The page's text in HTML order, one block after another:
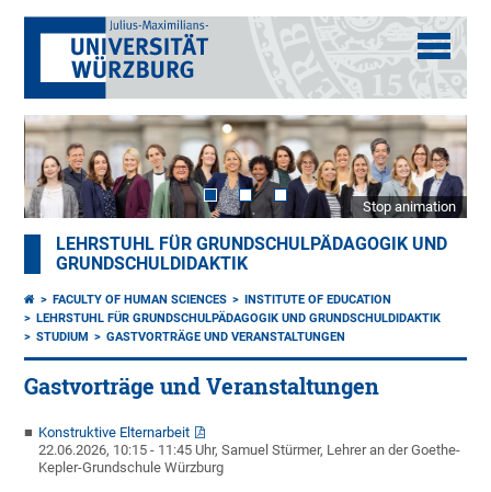
Stop animation
LEHRSTUHL FÜR GRUNDSCHULPÄDAGOGIK UND
GRUNDSCHULDIDAKTIK
FACULTY OF HUMAN SCIENCES
INSTITUTE OF EDUCATION
LEHRSTUHL FÜR GRUNDSCHULPÄDAGOGIK UND GRUNDSCHULDIDAKTIK
STUDIUM
GASTVORTRÄGE UND VERANSTALTUNGEN
Gastvorträge und Veranstaltungen
Konstruktive Elternarbeit
22.06.2026, 10:15 - 11:45 Uhr, Samuel Stürmer, Lehrer an der Goethe-
Kepler-Grundschule Würzburg